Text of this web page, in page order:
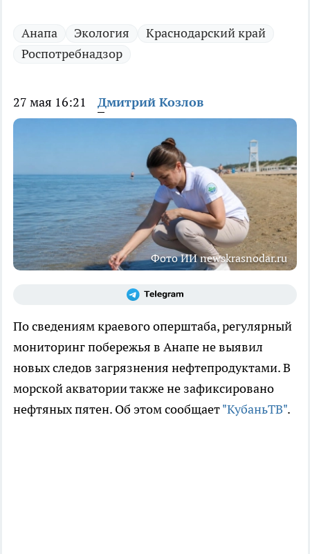
Анапа Экология
Краснодарский край
Роспотребнадзор
27 мая 16:21 Дмитрий Козлов
Фото ИИ newskrasnodar.ru
По сведениям краевого оперштаба, регулярный
мониторинг побережья в Анапе не выявил
новых следов загрязнения нефтепродуктами. В
морской акватории также не зафиксировано
нефтяных пятен. Об этом сообщает"КубаньТВ".